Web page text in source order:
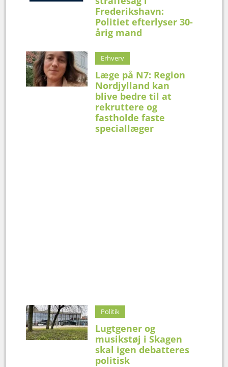
Frederikshavn:
Politiet efterlyser 30-
årig mand
Erhverv
Læge på N7: Region
Nordjylland kan
blive bedre til at
rekruttere og
fastholde faste
speciallæger
Politik
Lugtgener og
musikstøj i Skagen
skal igen debatteres
politisk